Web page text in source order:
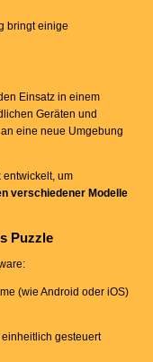
bringt einige
Einsatz in einem
Geräten und
eine neue Umgebung
entwickelt, um
verschiedener Modelle
Puzzle
(wie Android oder iOS)
gesteuert